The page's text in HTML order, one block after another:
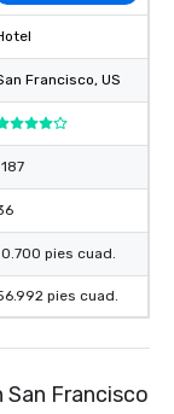
Francisco, US
pies cuad.
pies cuad.
Francisco